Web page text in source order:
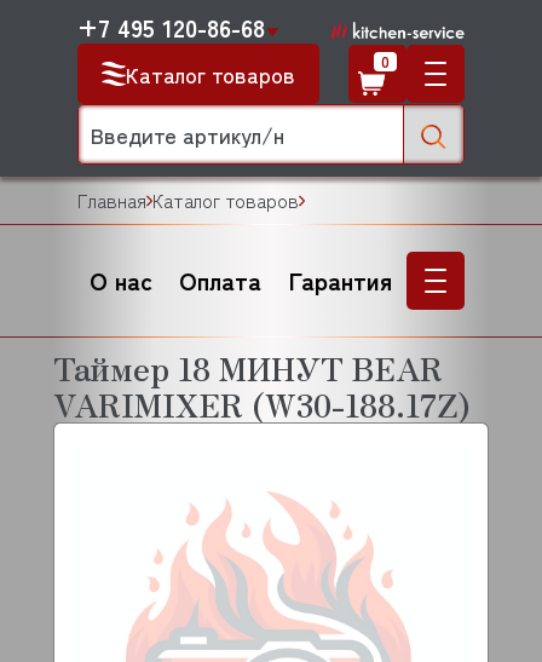
Каталог товаров
+7 495 120-86-68
0
Главная Каталог товаров
О нас Оплата Гарантия
Таймер 18 МИНУТ BEAR
VARIMIXER (W30-188.17Z)